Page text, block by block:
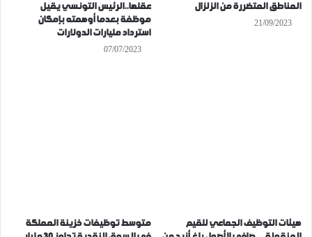
المناطق المتضررة من الزلزال
21/09/2023
عقلها..الرئيس التونسي يقيل
موظفة بعدما أوهمته بإمكان
استرداد مليارات الدولارات
07/07/2023
هيئات التوظيف الجماعي للقيم
متوسط توظيفات خزينة المملكة